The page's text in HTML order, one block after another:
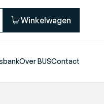
Winkelwagen
Over BUSContact